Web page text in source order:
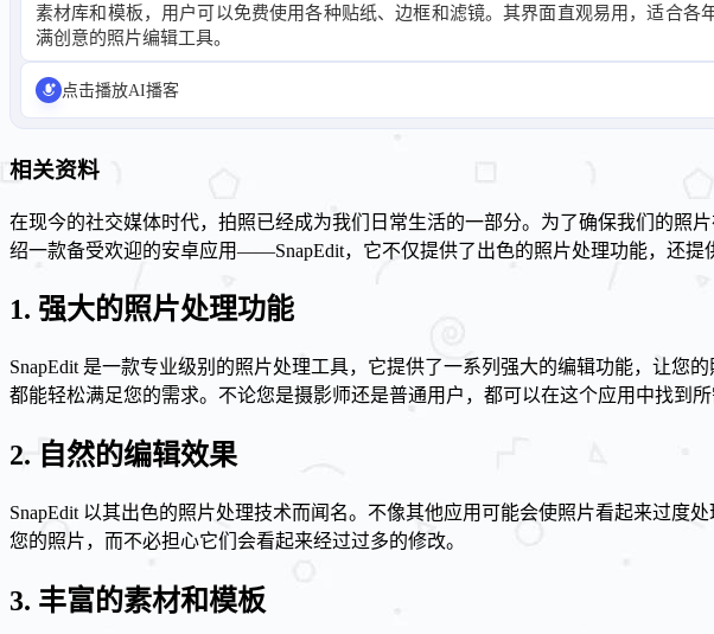
素材库和模板，用户可以免费使用各种贴纸、边框和滤镜。其界面直观易用，适合
满创意的照片编辑工具。
点击播放AI播客
相关资料
在现今的社交媒体时代，拍照已经成为我们日常生活的一部分。为了确保我们的照
绍一款备受欢迎的安卓应用——SnapEdit，它不仅提供了出色的照片处理功能，还提
1. 强大的照片处理功能
SnapEdit 是一款专业级别的照片处理工具，它提供了一系列强大的编辑功能，让您
都能轻松满足您的需求。不论您是摄影师还是普通用户，都可以在这个应用中找到所
2. 自然的编辑效果
SnapEdit 以其出色的照片处理技术而闻名。不像其他应用可能会使照片看起来过度
您的照片，而不必担心它们会看起来经过过多的修改。
3. 丰富的素材和模板